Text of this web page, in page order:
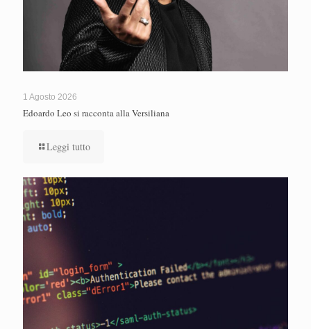
1 Agosto 2026
Edoardo Leo si racconta alla Versiliana
Leggi tutto